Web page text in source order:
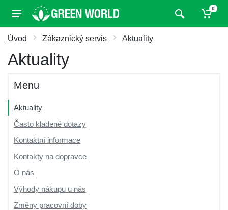
0
Úvod Zákaznický servis Aktuality
Aktuality
Menu
Aktuality
Často kladené dotazy
Kontaktní informace
Kontakty na dopravce
O nás
Výhody nákupu u nás
Změny pracovní doby